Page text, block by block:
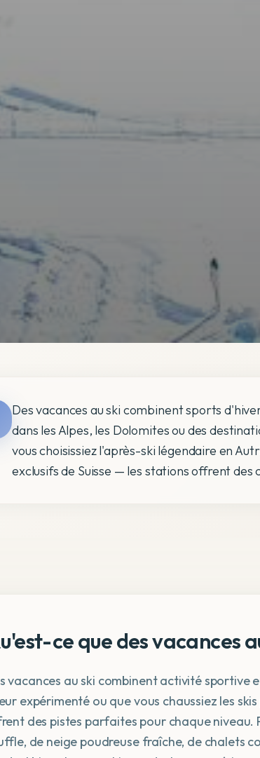
Des vacances au ski combinent sports
dans les Alpes, les Dolomites ou des
vous choisissiez l'après-ski légendaire en
exclusifs de Suisse — les stations offrent
ce que des vacances
vacances au ski combinent activité sportive
expérimenté ou que vous chaussiez les
des pistes parfaites pour chaque
de neige poudreuse fraîche, de chalets